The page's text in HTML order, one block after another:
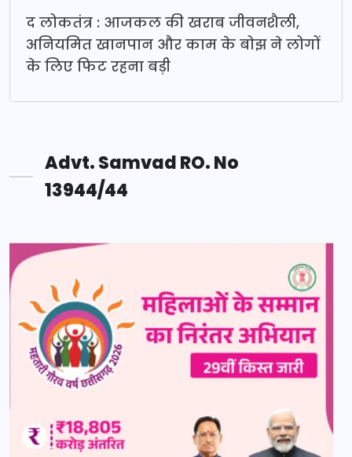
द लोकतंत्र : आजकल की खराब जीवनशैली,
अनियमित खानपान और काम के बोझ ने लोगों
के लिए फिट रहना बड़ी
Advt. Samvad RO. No
13944/44